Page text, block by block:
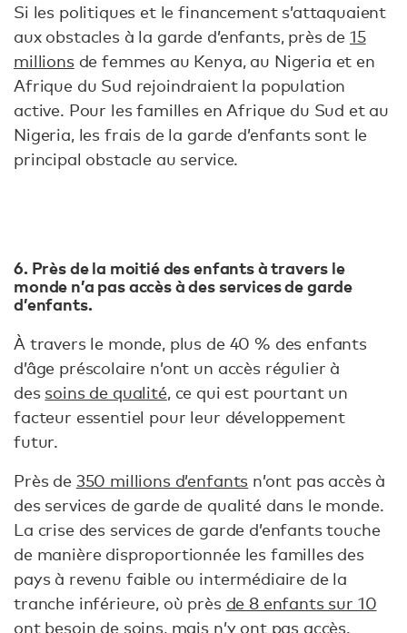
Si les politiques et le financement s’attaquaient
aux obstacles à la garde d’enfants, près de 15
millionsde femmes au Kenya, au Nigeria et en
Afrique du Sud rejoindraient la population
active. Pour les familles en Afrique du Sud et au
Nigeria, les frais de la garde d’enfants sont le
principal obstacle au service.
6. Près de la moitié des enfants à travers le
monde n’a pas accès à des services de garde
d’enfants.
À travers le monde, plus de 40 % des enfants
d’âge préscolaire n’ont un accès régulier à
des soins de qualité, ce qui est pourtant un
facteur essentiel pour leur développement
futur.
Près de 350 millions d’enfants n’ont pas accès à
des services de garde de qualité dans le monde.
La crise des services de garde d’enfants touche
de manière disproportionnée les familles des
pays à revenu faible ou intermédiaire de la
tranche inférieure, où près de 8 enfants sur 10
ont besoin de soins, mais n’y ont pas accès.